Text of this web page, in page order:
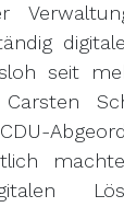
seit